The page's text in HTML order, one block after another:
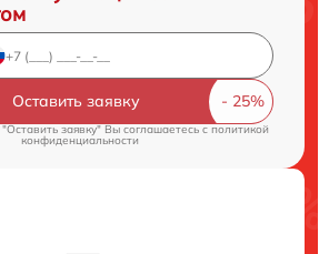
Оставить заявку
заявку" Вы соглашаетесь c политикой
конфиденциальности